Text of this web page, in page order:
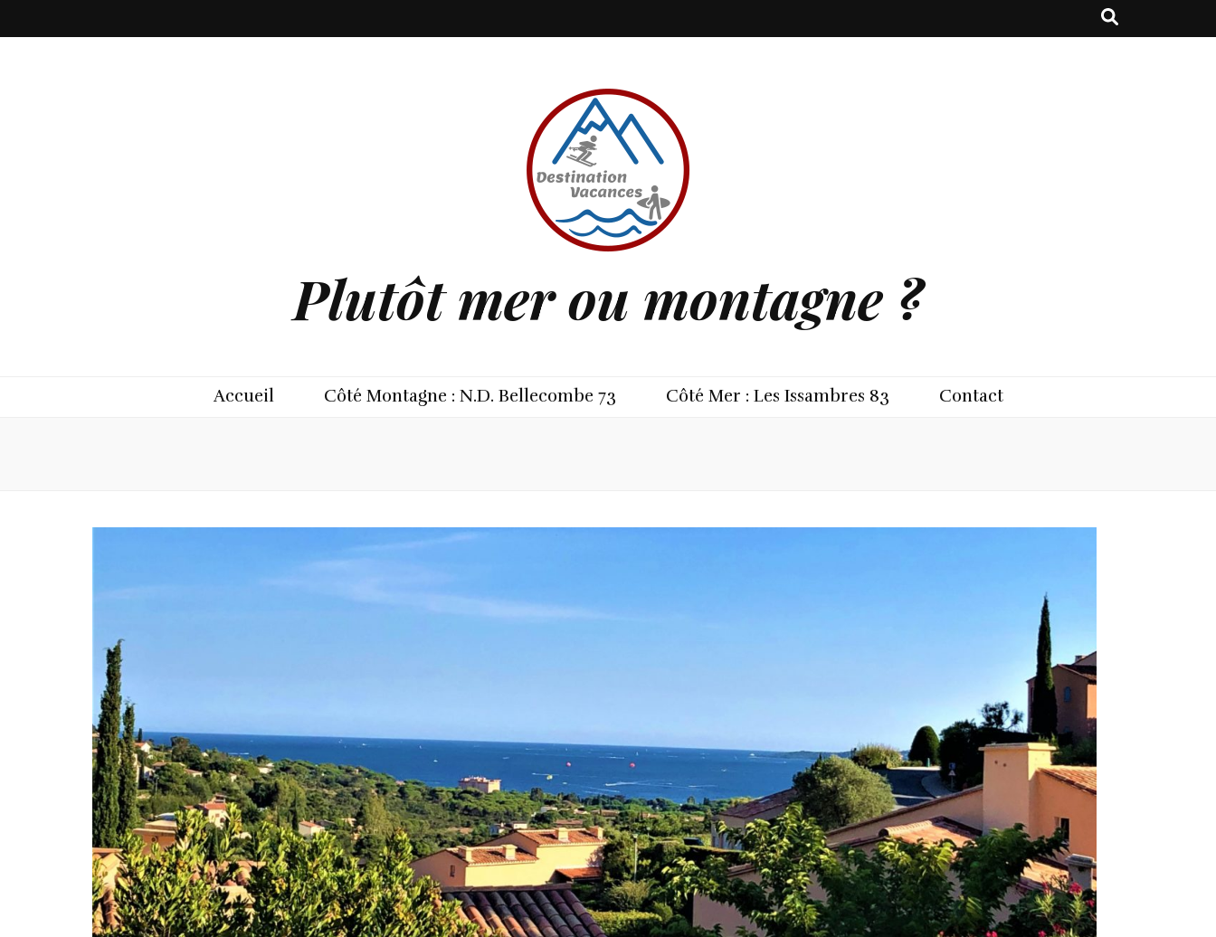
Plutôt mer ou montagne ?
Accueil Côté Montagne : N.D. Bellecombe 73 Côté Mer : Les Issambres 83 Contact